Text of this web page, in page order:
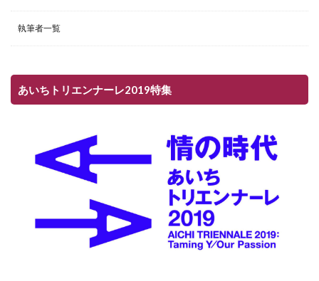
執筆者一覧
あいちトリエンナーレ2019特集